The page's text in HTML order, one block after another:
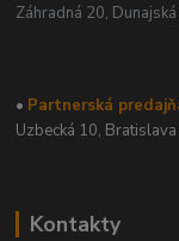
Záhradná 20,
• Partnerská
Uzbecká 10, Bratislava
Kontakty